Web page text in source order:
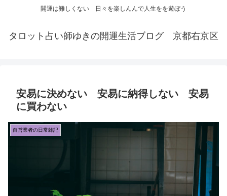
開運は難しくない 日々を楽しんんで人生をを遊ぼう
タロット占い師ゆきの開運生活ブログ 京都右京区
安易に決めない 安易に納得しない 安易
に買わない
自営業者の日常雑記